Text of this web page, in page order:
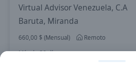
Virtual Advisor Venezuela, C.A
Baruta, Miranda
660,00 $ (Mensual)
Remoto
Más de 30 días